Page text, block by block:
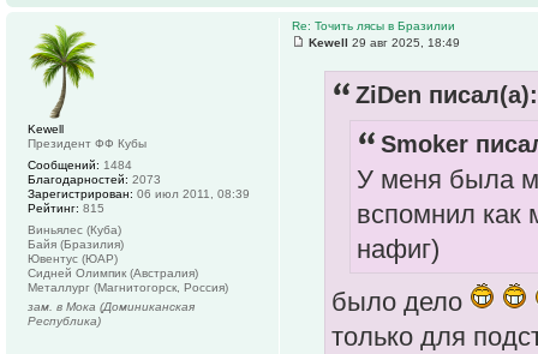
Re: Точить лясы в Бразилии
Kewell 29 авг 2025, 18:49
ZiDen писал(а):
Smoker
У меня была
вспомнил как
нафиг)
было дело
только для
Kewell
Президент ФФ Кубы
Сообщений: 1484
Благодарностей: 2073
Зарегистрирован: 06 июл 2011, 08:39
Рейтинг: 815
Виньялес (Куба)
Байя (Бразилия)
Ювентус (ЮАР)
Сидней Олимпик (Австралия)
Металлург (Магнитогорск, Россия)
зам. в Мока (Доминиканская
Республика)